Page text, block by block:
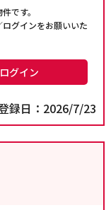
です。
グインをお願いいた
グイン
録日：2026/7/23